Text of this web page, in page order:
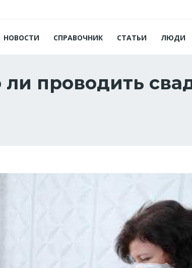
НОВОСТИ СПРАВОЧНИК СТАТЬИ ЛЮДИ
проводить